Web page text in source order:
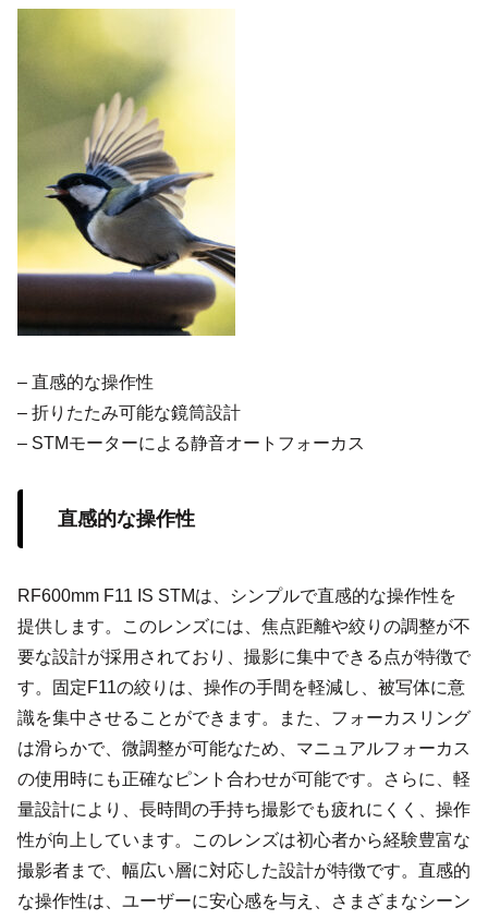
– 直感的な操作性
– 折りたたみ可能な鏡筒設計
– STMモーターによる静音オートフォーカス
直感的な操作性
RF600mm F11 IS STMは、シンプルで直感的な操作性を
提供します。このレンズには、焦点距離や絞りの調整が不
要な設計が採用されており、撮影に集中できる点が特徴で
す。固定F11の絞りは、操作の手間を軽減し、被写体に意
識を集中させることができます。また、フォーカスリング
は滑らかで、微調整が可能なため、マニュアルフォーカス
の使用時にも正確なピント合わせが可能です。さらに、軽
量設計により、長時間の手持ち撮影でも疲れにくく、操作
性が向上しています。このレンズは初心者から経験豊富な
撮影者まで、幅広い層に対応した設計が特徴です。直感的
な操作性は、ユーザーに安心感を与え、さまざまなシーン